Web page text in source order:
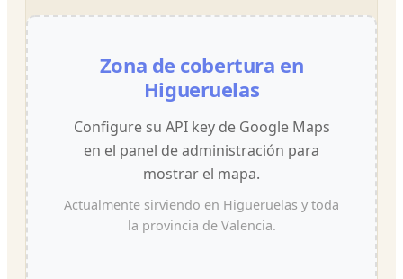
Zona de cobertura en
Higueruelas
Configure su API key de Google Maps
en el panel de administración para
mostrar el mapa.
Actualmente sirviendo en Higueruelas y toda
la provincia de Valencia.